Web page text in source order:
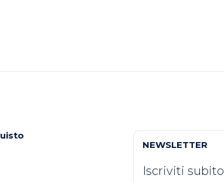
NEWSLETTER
Iscriviti subito